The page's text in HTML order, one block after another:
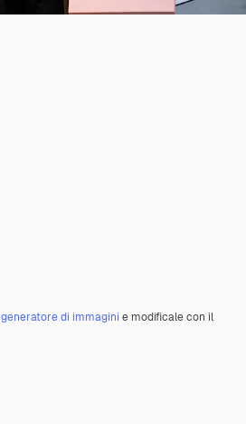
generatore di immagini e modificale con il